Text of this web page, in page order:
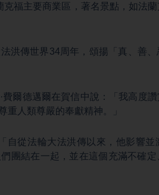
福主要商業區，著名景點，如法
洪傳世界34周年，頌揚「真、善
爾德邁爾在賀信中說：「我高度
重人類尊嚴的奉獻精神。」
自從法輪大法洪傳以來，他影響並
團結在一起，並在這個充滿不確